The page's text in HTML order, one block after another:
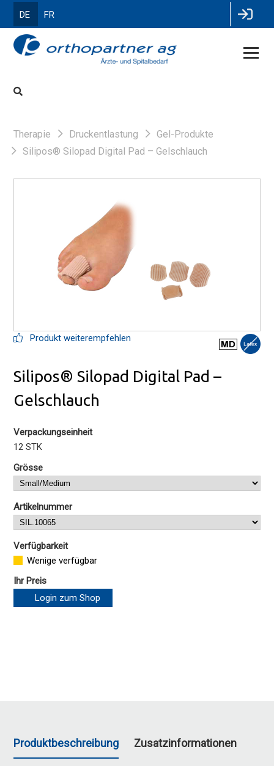
DE FR
Therapie Druckentlastung
Gel-Produkte
Silipos® Silopad Digital Pad – Gelschlauch
Produkt weiterempfehlen
Silipos® Silopad Digital Pad –
Gelschlauch
Verpackungseinheit
12 STK
Grösse
Artikelnummer
Verfügbarkeit
Wenige verfügbar
Ihr Preis
Login zum Shop
Produktbeschreibung Zusatzinformationen